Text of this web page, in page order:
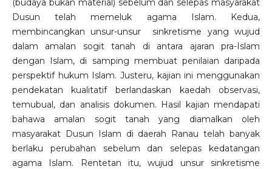
(budaya bukan material) sebelum dan selepas masyarakat
Dusun telah memeluk agama Islam. Kedua,
membincangkan unsur-unsur sinkretisme yang wujud
dalam amalan sogit tanah di antara ajaran pra-Islam
dengan Islam, di samping membuat penilaian daripada
perspektif hukum Islam. Justeru, kajian ini menggunakan
pendekatan kualitatif berlandaskan kaedah observasi,
temubual, dan analisis dokumen. Hasil kajian mendapati
bahawa amalan sogit tanah yang diamalkan oleh
masyarakat Dusun Islam di daerah Ranau telah banyak
berlaku perubahan sebelum dan selepas kedatangan
agama Islam. Rentetan itu, wujud unsur sinkretisme